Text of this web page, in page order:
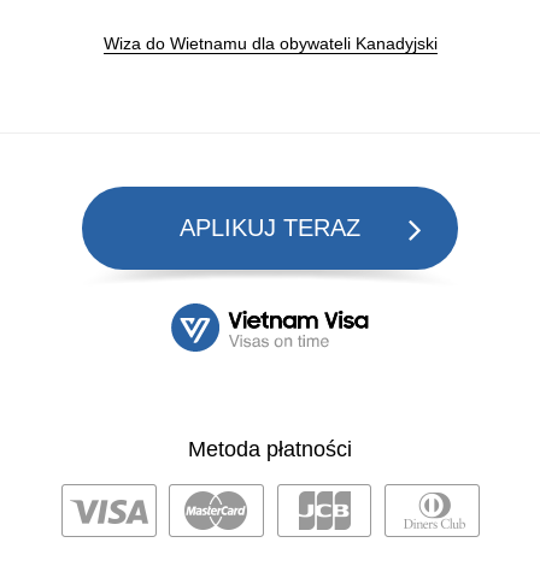
Wiza do Wietnamu dla obywateli Kanadyjski
APLIKUJ TERAZ
Metoda płatności